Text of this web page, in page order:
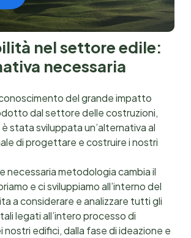
nel settore edile:
necessaria
del grande impatto
dal settore delle costruzioni,
stata sviluppata un’alternativa al
di progettare e costruire i nostri
necessaria metodologia cambia il
e ci sviluppiamo all’interno del
a considerare e analizzare tutti gli
legati all’intero processo di
edifici, dalla fase di ideazione e